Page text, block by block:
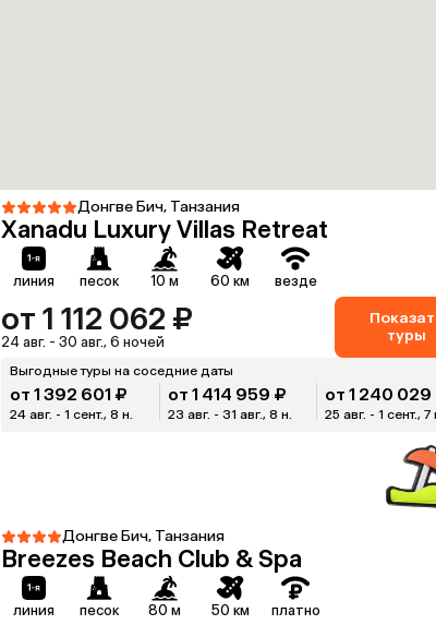
Донгве Бич, Танзания
Xanadu Luxury Villas Retreat
линия песок 10 м 60 км везде
от 1 112 062 ₽
24 авг. - 30 авг., 6 ночей
туры
Выгодные туры на соседние даты
от 1 392 601 ₽
24 авг. - 1 сент., 8 н.
от 1 414 959 ₽
23 авг. - 31 авг., 8 н.
от 1 240 029
25 авг. - 1 сент., 7
Донгве Бич, Танзания
Breezes Beach Club & Spa
линия песок 80 м 50 км платно